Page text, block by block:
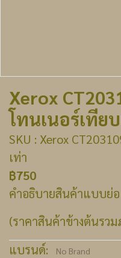
Xerox
โทนเนอร์เทีย
SKU : Xerox
เท่า
฿750
คำอธิบายสินค้าแบบย่อ
(ราคาสินค้าข้างต้นรว
แบรนด์:
No Brand